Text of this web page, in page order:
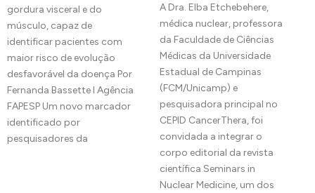
gordura visceral e do
músculo, capaz de
identificar pacientes com
maior risco de evolução
desfavorável da doença Por
Fernanda Bassette I Agência
FAPESP Um novo marcador
identificado por
pesquisadores da
A Dra. Elba Etchebehere,
médica nuclear, professora
da Faculdade de Ciências
Médicas da Universidade
Estadual de Campinas
(FCM/Unicamp) e
pesquisadora principal no
CEPID CancerThera, foi
convidada a integrar o
corpo editorial da revista
científica Seminars in
Nuclear Medicine, um dos